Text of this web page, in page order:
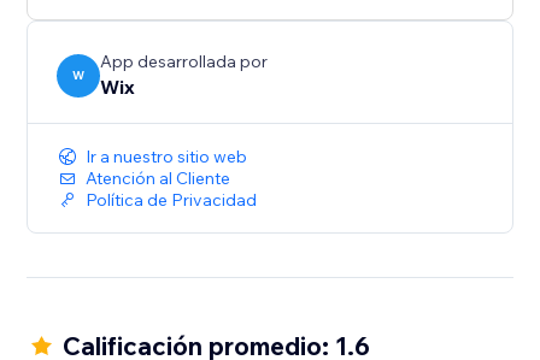
W
App desarrollada por
Wix
Ir a nuestro sitio web
Atención al Cliente
Política de Privacidad
Calificación promedio: 1.6